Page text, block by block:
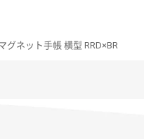
グネット手帳 横型 RRD×BR